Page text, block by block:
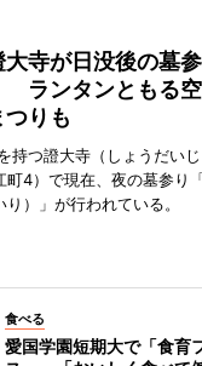
寺が日没後の墓
ランタンともる
りも
持つ證大寺（しょうだいじ
町4）で現在、夜の墓参り
）」が行われている。
食べる
愛国学園短期大で「食育